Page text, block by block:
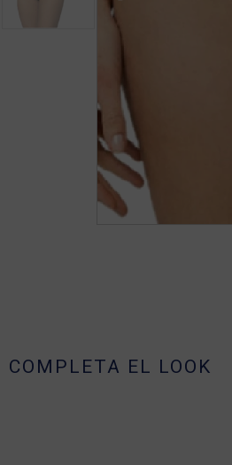
COMPLETA EL LOOK